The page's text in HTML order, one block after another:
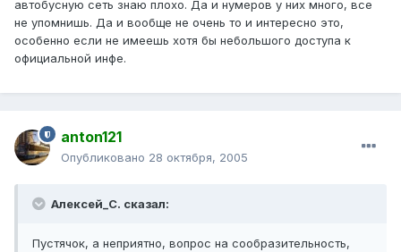
автобусную сеть знаю плохо. Да и нумеров у них много, все
не упомнишь. Да и вообще не очень то и интересно это,
особенно если не имеешь хотя бы небольшого доступа к
официальной инфе.
anton121
Опубликовано 28 октября, 2005
Алексей_С. сказал:
Пустячок, а неприятно, вопрос на сообразительность,